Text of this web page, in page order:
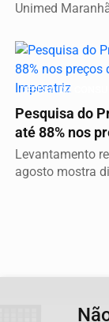
Unimed
DEFESA DO
Pesquisa do
até 88% nos
Levantamento
agosto mostra